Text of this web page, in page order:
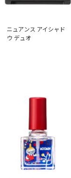
ニュアンス アイシャド
ウ デュオ